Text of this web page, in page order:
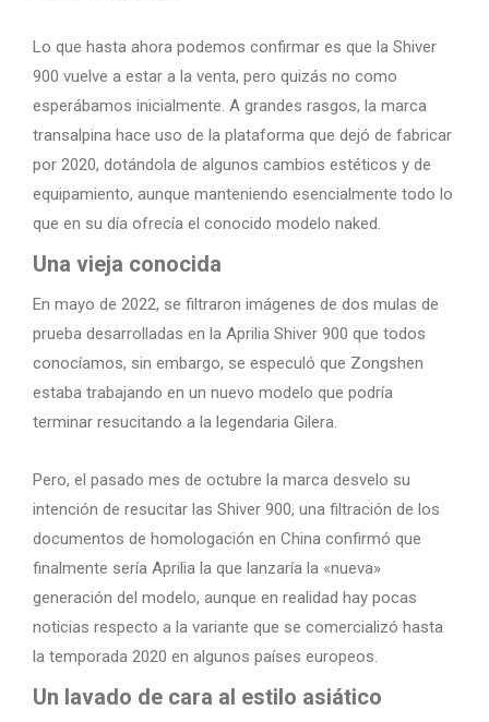
Lo que hasta ahora podemos confirmar es que la Shiver
900 vuelve a estar a la venta, pero quizás no como
esperábamos inicialmente. A grandes rasgos, la marca
transalpina hace uso de la plataforma que dejó de fabricar
por 2020, dotándola de algunos cambios estéticos y de
equipamiento, aunque manteniendo esencialmente todo lo
que en su día ofrecía el conocido modelo naked.
Una vieja conocida
En mayo de 2022, se filtraron imágenes de dos mulas de
prueba desarrolladas en la Aprilia Shiver 900 que todos
conocíamos, sin embargo, se especuló que Zongshen
estaba trabajando en un nuevo modelo que podría
terminar resucitando a la legendaria Gilera.
Pero, el pasado mes de octubre la marca desvelo su
intención de resucitar las Shiver 900, una filtración de los
documentos de homologación en China confirmó que
finalmente sería Aprilia la que lanzaría la «nueva»
generación del modelo, aunque en realidad hay pocas
noticias respecto a la variante que se comercializó hasta
la temporada 2020 en algunos países europeos.
Un lavado de cara al estilo asiático